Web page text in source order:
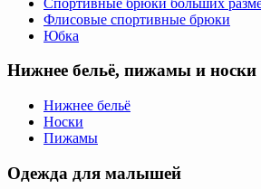
Флисовые спортивные брюки
Юбка
Нижнее бельё, пижамы и
Нижнее бельё
Носки
Пижамы
Одежда для малышей